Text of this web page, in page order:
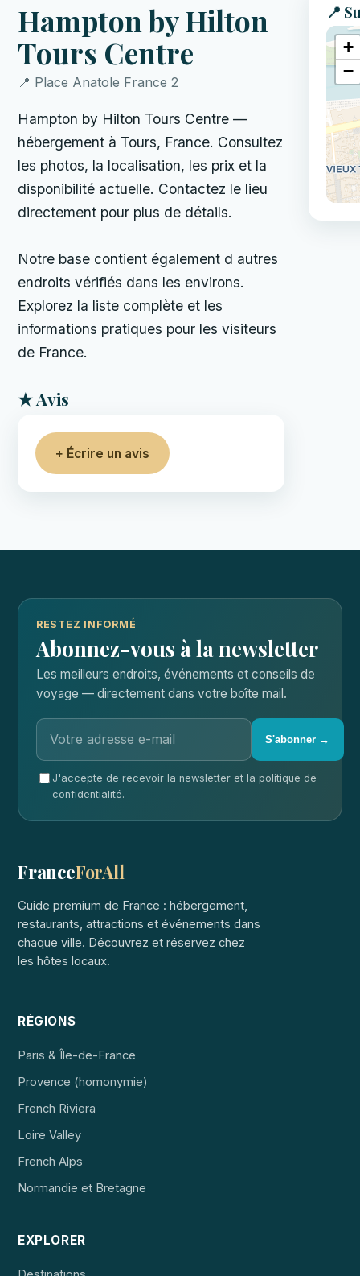
Hampton by Hilton
Tours Centre
📍 Place Anatole France 2
Hampton by Hilton Tours Centre —
hébergement à Tours, France. Consultez
les photos, la localisation, les prix et la
disponibilité actuelle. Contactez le lieu
directement pour plus de détails.
Notre base contient également d autres
endroits vérifiés dans les environs.
Explorez la liste complète et les
informations pratiques pour les visiteurs
de France.
★ Avis
+ Écrire un avis
📍
+
−
RESTEZ INFORMÉ
Abonnez-vous à la newsletter
Les meilleurs endroits, événements et conseils de
voyage — directement dans votre boîte mail.
S'abonner →
J'accepte de recevoir la newsletter et la politique de
confidentialité.
FranceForAll
Guide premium de France : hébergement,
restaurants, attractions et événements dans
chaque ville. Découvrez et réservez chez
les hôtes locaux.
RÉGIONS
Paris & Île-de-France
Provence (homonymie)
French Riviera
Loire Valley
French Alps
Normandie et Bretagne
EXPLORER